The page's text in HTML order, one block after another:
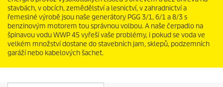
stavbách, v obcích, zemědělství a lesnictví, v zahradnictví a
řemeslné výrobě jsou naše generátory PGG 3/1, 6/1 a 8/3 s
benzinovým motorem tou správnou volbou. A naše čerpadlo na
špinavou vodu WWP 45 vyřeší vaše problémy, i pokud se voda ve
velkém množství dostane do stavebních jam, sklepů, podzemních
garáží nebo kabelových šachet.